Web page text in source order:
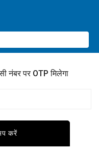
नंबर पर OTP मिलेगा
करें